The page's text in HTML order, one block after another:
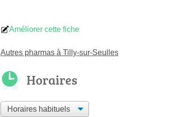
Améliorer cette fiche
Autres pharmas à Tilly-sur-Seulles
Horaires